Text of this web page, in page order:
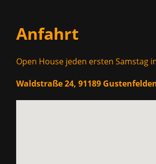
Anfahrt
Open House jeden ersten Samstag
Waldstraße 24, 91189